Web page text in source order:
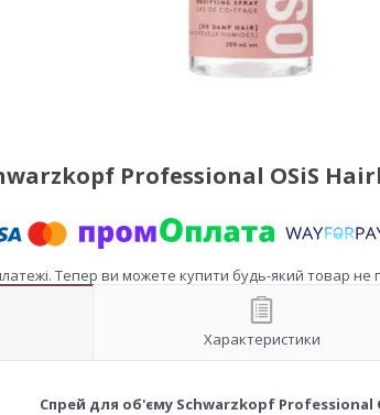
Professional OSiS
Тепер ви можете купити будь-який товар
Характеристики
Спрей для об'єму Schwarzkopf Professional